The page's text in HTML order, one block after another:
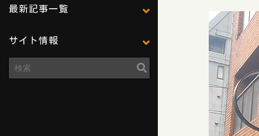
最新記事一覧
サイト情報